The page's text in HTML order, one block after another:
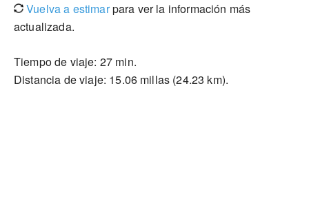
Vuelva a estimarpara ver la información más
actualizada.
Tiempo de viaje: 27 min.
Distancia de viaje: 15.06 millas (24.23 km).